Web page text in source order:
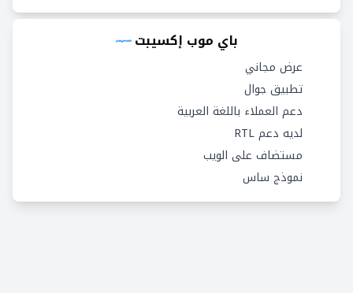
باي موب إكسيبت
عرض مجاني
تطبيق جوال
دعم العملاء باللغة العربية
لديه دعم RTL
مستضاف على الويب
نموذج ساس